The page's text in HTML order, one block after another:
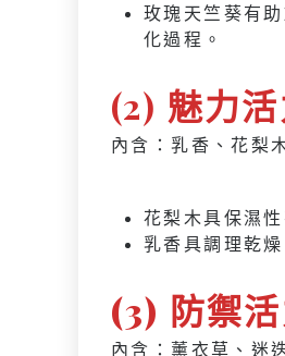
玫瑰天竺葵有
化過程。
(2) 魅力
內含：乳香、花梨
花梨木具保濕
乳香具調理乾
(3) 防禦
內含：薰衣草、迷